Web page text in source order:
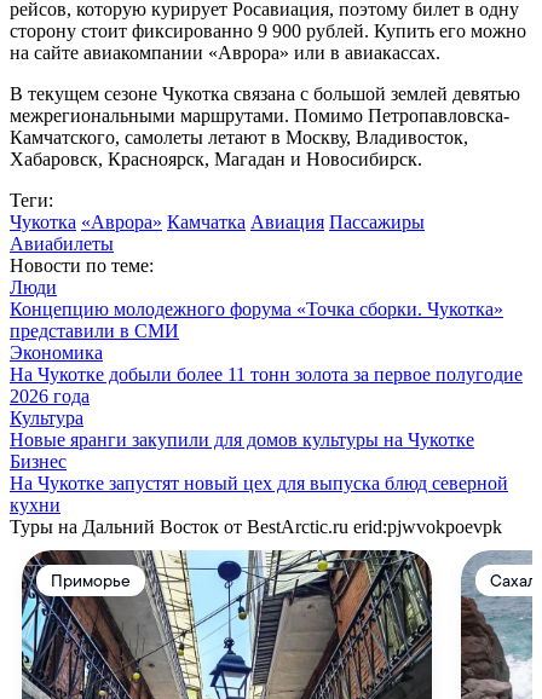
рейсов, которую курирует Росавиация, поэтому билет в одну
сторону стоит фиксированно 9 900 рублей. Купить его можно
на сайте авиакомпании «Аврора» или в авиакассах.
В текущем сезоне Чукотка связана с большой землей девятью
межрегиональными маршрутами. Помимо Петропавловска-
Камчатского, самолеты летают в Москву, Владивосток,
Хабаровск, Красноярск, Магадан и Новосибирск.
Теги:
Чукотка «Аврора» Камчатка Авиация Пассажиры
Авиабилеты
Новости по теме:
Люди
Концепцию молодежного форума «Точка сборки. Чукотка»
представили в СМИ
Экономика
На Чукотке добыли более 11 тонн золота за первое полугодие
2026 года
Культура
Новые яранги закупили для домов культуры на Чукотке
Бизнес
На Чукотке запустят новый цех для выпуска блюд северной
кухни
Туры на Дальний Восток от BestArctic.ru erid:pjwvokpoevpk